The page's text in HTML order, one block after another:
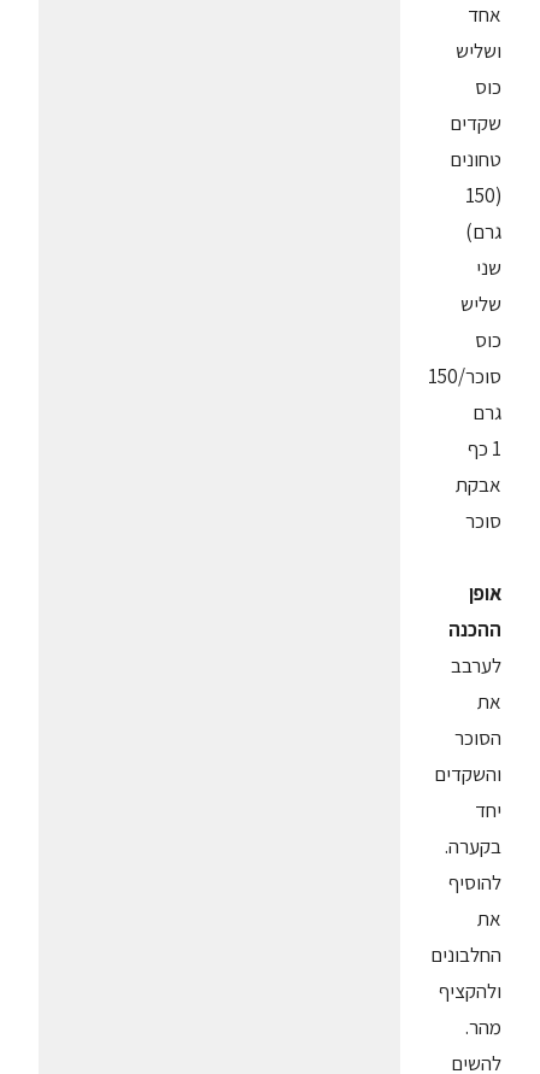
אחד
ושליש
כוס
שקדים
טחונים
(150
גרם)
שני
שליש
כוס
סוכר/150
גרם
1 כף
אבקת
סוכר
אופן
ההכנה
לערבב
את
הסוכר
והשקדים
יחד
בקערה.
להוסיף
את
החלבונים
ולהקציף
מהר.
להשים